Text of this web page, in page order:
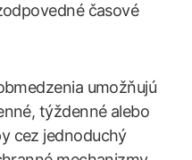
časové
umožňujú
týždenné alebo
cez jednoduchý